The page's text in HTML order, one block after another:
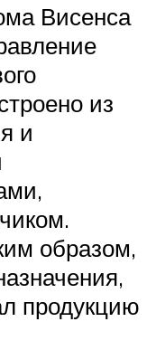
Висенса
из
и
образом,
продукцию